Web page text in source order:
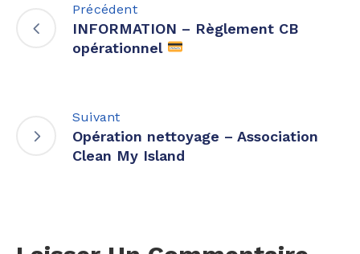
Précédent
INFORMATION – Règlement CB
opérationnel
Suivant
Opération nettoyage – Association
Clean My Island